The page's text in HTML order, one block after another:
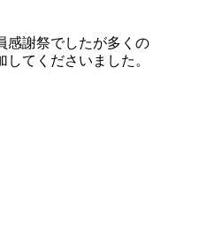
感謝祭でしたが多くの
てくださいました。